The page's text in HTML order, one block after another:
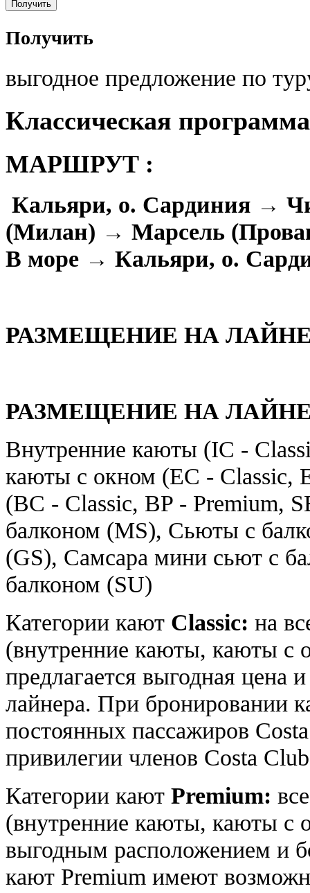
Получить
выгодное предложение по
Классическая программа
МАРШРУТ :
Кальяри, о. Сардиния →
(Милан) → Марсель
В море → Кальяри, о.
РАЗМЕЩЕНИЕ НА
РАЗМЕЩЕНИЕ НА
Внутренние каюты (IC -
каюты с окном (EC - Classic,
(BC - Classic, BP - Premium,
балконом (MS), Сьюты с
(GS), Самсара мини сьют с
балконом (SU)
Категории кают Classic: на
(внутренние каюты, каюты с
предлагается выгодная цена
лайнера. При бронировании
постоянных пассажиров
привилегии членов Costa
Категории кают Premium:
(внутренние каюты, каюты с
выгодным расположением и
кают Premium имеют